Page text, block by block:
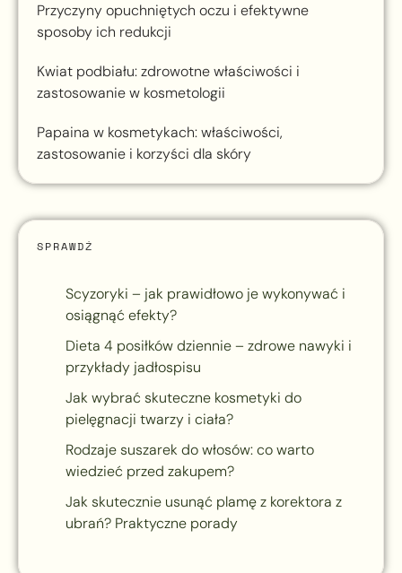
Przyczyny opuchniętych oczu i efektywne
sposoby ich redukcji
Kwiat podbiału: zdrowotne właściwości i
zastosowanie w kosmetologii
Papaina w kosmetykach: właściwości,
zastosowanie i korzyści dla skóry
SPRAWDŹ
Scyzoryki – jak prawidłowo je wykonywać i
osiągnąć efekty?
Dieta 4 posiłków dziennie – zdrowe nawyki i
przykłady jadłospisu
Jak wybrać skuteczne kosmetyki do
pielęgnacji twarzy i ciała?
Rodzaje suszarek do włosów: co warto
wiedzieć przed zakupem?
Jak skutecznie usunąć plamę z korektora z
ubrań? Praktyczne porady